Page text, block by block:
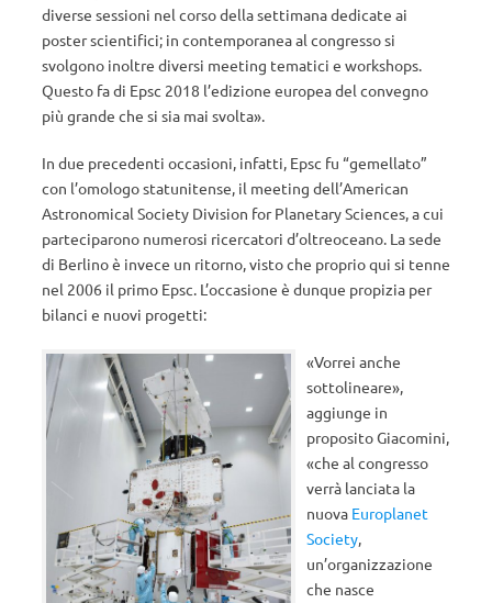
diverse sessioni nel corso della settimana dedicate ai
poster scientifici; in contemporanea al congresso si
svolgono inoltre diversi meeting tematici e workshops.
Questo fa di Epsc 2018 l’edizione europea del convegno
più grande che si sia mai svolta».
In due precedenti occasioni, infatti, Epsc fu “gemellato”
con l’omologo statunitense, il meeting dell’American
Astronomical Society Division for Planetary Sciences, a cui
parteciparono numerosi ricercatori d’oltreoceano. La sede
di Berlino è invece un ritorno, visto che proprio qui si tenne
nel 2006 il primo Epsc. L’occasione è dunque propizia per
bilanci e nuovi progetti:
«Vorrei anche
sottolineare»,
aggiunge in
proposito Giacomini,
«che al congresso
verrà lanciata la
nuova Europlanet
Society,
un’organizzazione
che nasce